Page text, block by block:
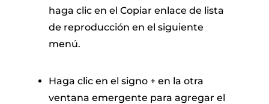
haga clic en el Copiar enlace de lista
de reproducción en el siguiente
menú.
Haga clic en el signo + en la otra
ventana emergente para agregar el